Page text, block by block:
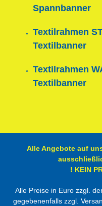
Spannbanner
Textilrahmen
Textilbanner
Textilrahmen
Textilbanner
Alle Angebote auf
! KEIN
Alle Preise in Euro zzgl.
gegebenenfalls zzgl.